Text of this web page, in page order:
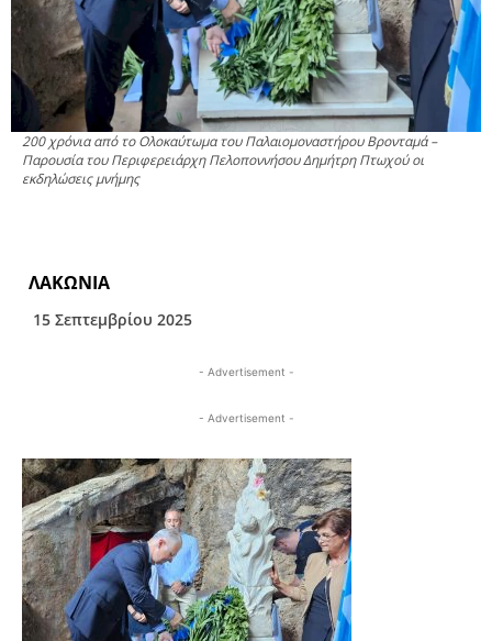
200 χρόνια από το Ολοκαύτωμα του Παλαιομοναστήρου Βρονταμά –
Παρουσία του Περιφερειάρχη Πελοποννήσου Δημήτρη Πτωχού οι
εκδηλώσεις μνήμης
ΛΑΚΩΝΙΑ
15 Σεπτεμβρίου 2025
- Advertisement -
- Advertisement -